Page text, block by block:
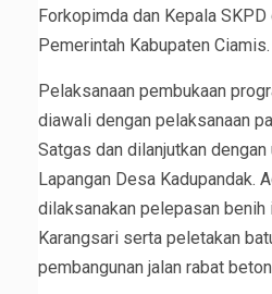
Forkopimda dan Kepala SKPD
Pemerintah Kabupaten Ciamis.
Pelaksanaan pembukaan
diawali dengan pelaksanaan
Satgas dan dilanjutkan
Lapangan Desa Kadupandak.
dilaksanakan pelepasan benih
Karangsari serta peletakan
pembangunan jalan rabat